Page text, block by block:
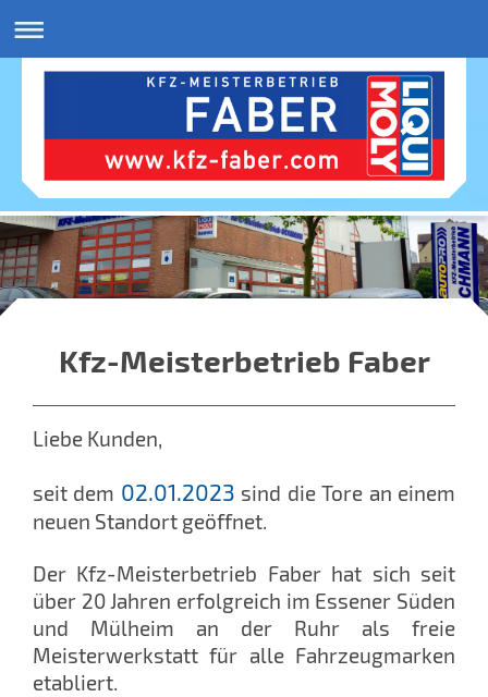
Kfz-Meisterbetrieb Faber
Liebe Kunden,
seit dem 02.01.2023 sind die Tore an einem
neuen Standort geöffnet.
Der Kfz-Meisterbetrieb Faber hat sich seit
über 20 Jahren erfolgreich im Essener Süden
und Mülheim an der Ruhr als freie
Meisterwerkstatt für alle Fahrzeugmarken
etabliert.